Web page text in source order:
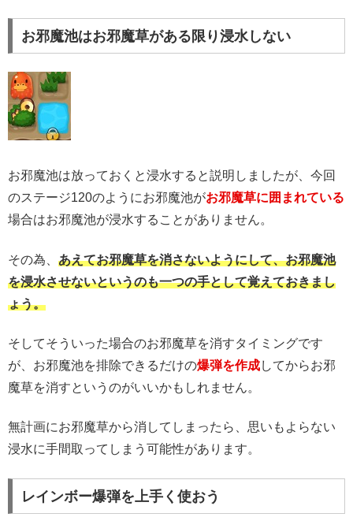
お邪魔池はお邪魔草がある限り浸水しない
お邪魔池は放っておくと浸水すると説明しましたが、今回
のステージ120のようにお邪魔池がお邪魔草に囲まれている
場合はお邪魔池が浸水することがありません。
その為、 あえてお邪魔草を消さないようにして、お邪魔池
を浸水させないというのも一つの手として覚えておきまし
ょう。
そしてそういった場合のお邪魔草を消すタイミングです
が、お邪魔池を排除できるだけの爆弾を作成してからお邪
魔草を消すというのがいいかもしれません。
無計画にお邪魔草から消してしまったら、思いもよらない
浸水に手間取ってしまう可能性があります。
レインボー爆弾を上手く使おう